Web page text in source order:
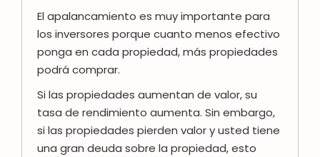
El apalancamiento es muy importante para
los inversores porque cuanto menos efectivo
ponga en cada propiedad, más propiedades
podrá comprar.
Si las propiedades aumentan de valor, su
tasa de rendimiento aumenta. Sin embargo,
si las propiedades pierden valor y usted tiene
una gran deuda sobre la propiedad, esto